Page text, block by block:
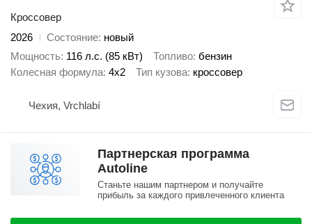
Кроссовер
2026
Состояние новый
Мощность 116 л.с. (85 кВт) Топливо бензин
Колесная формула 4x2 Тип кузова кроссовер
Чехия, Vrchlabí
Партнерская программа
Autoline
Станьте нашим партнером и получайте
прибыль за каждого привлеченного клиента